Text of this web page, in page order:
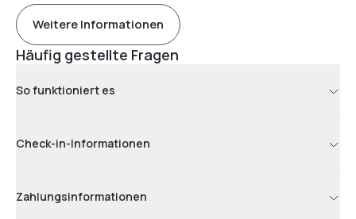
Weitere Informationen
Häufig gestellte Fragen
So funktioniert es
Check-in-Informationen
Zahlungsinformationen